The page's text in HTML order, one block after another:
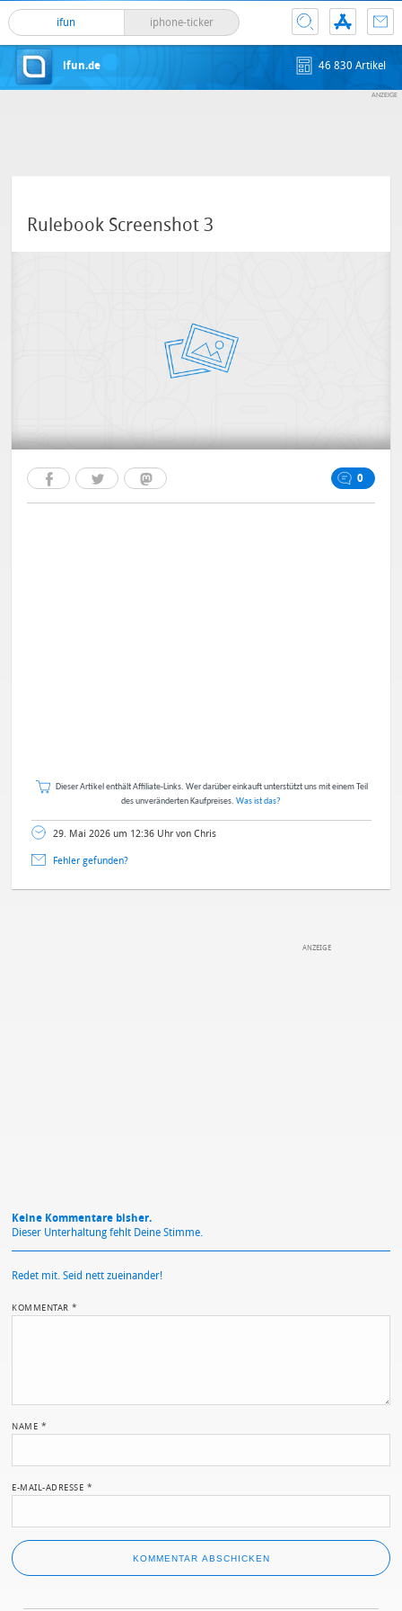
ifun iphone-ticker
ifun.de 46 830 Artikel
Rulebook Screenshot 3
0
Dieser Artikel enthält Affiliate-Links. Wer darüber einkauft unterstützt uns mit einem Teil
des unveränderten Kaufpreises. Was ist das?
29. Mai 2026 um 12:36 Uhr von Chris
Fehler gefunden?
Keine Kommentare bisher.
Dieser Unterhaltung fehlt Deine Stimme.
Redet mit. Seid nett zueinander!
KOMMENTAR*
NAME *
E-MAIL-ADRESSE *